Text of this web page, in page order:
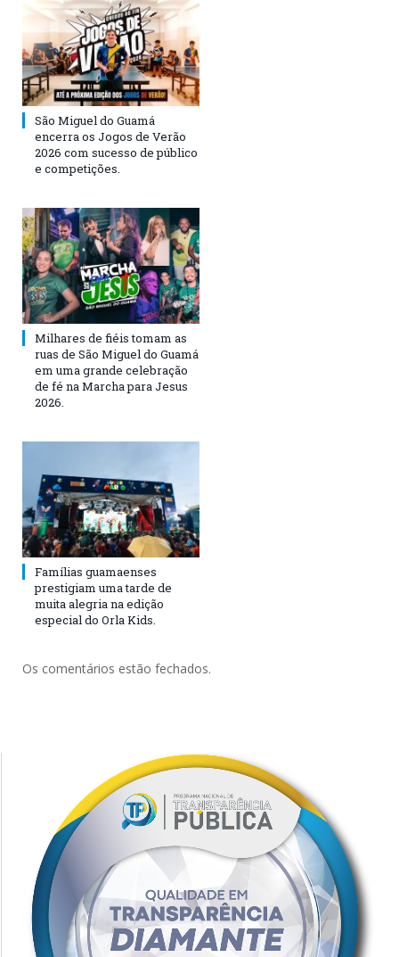
São Miguel do Guamá
encerra os Jogos de Verão
2026 com sucesso de público
e competições.
Milhares de fiéis tomam as
ruas de São Miguel do Guamá
em uma grande celebração
de fé na Marcha para Jesus
2026.
Famílias guamaenses
prestigiam uma tarde de
muita alegria na edição
especial do Orla Kids.
Os comentários estão fechados.